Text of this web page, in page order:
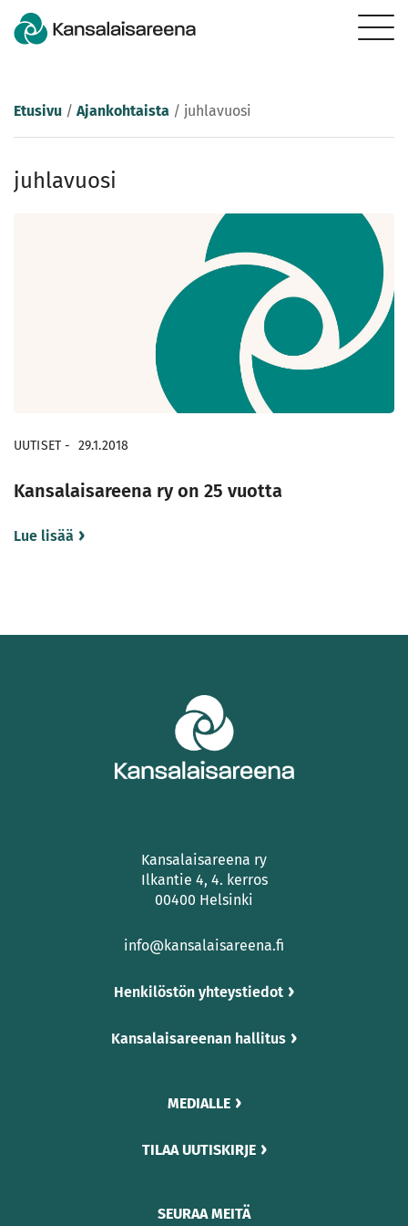
Etusivu / Ajankohtaista / juhlavuosi
juhlavuosi
UUTISET - 29.1.2018
Kansalaisareena ry on 25 vuotta
Lue lisää
Kansalaisareena ry
Ilkantie 4, 4. kerros
00400 Helsinki
info@kansalaisareena.fi
Henkilöstön yhteystiedot
Kansalaisareenan hallitus
MEDIALLE
TILAA UUTISKIRJE
SEURAA MEITÄ